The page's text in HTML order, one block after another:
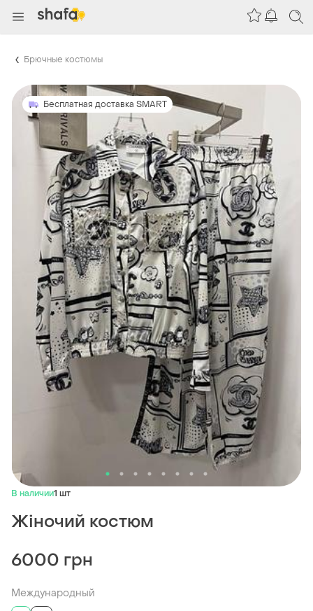
Брючные костюмы
Бесплатная доставка SMART
В наличии1 шт
Жіночий костюм
6000 грн
Международный